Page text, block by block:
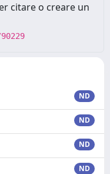
citare o creare un
ND
ND
ND
ND